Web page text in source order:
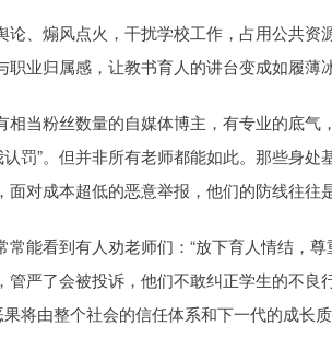
、煽风点火，干扰学校工作，占用公共资
业归属感，让教书育人的讲台变成如履薄
当粉丝数量的自媒体博主，有专业的底气
罚”。但并非所有老师都能如此。那些身
对成本超低的恶意举报，他们的防线往往
能看到有人劝老师们：“放下育人情结，
严了会被投诉，他们不敢纠正学生的不良
将由整个社会的信任体系和下一代的成长质